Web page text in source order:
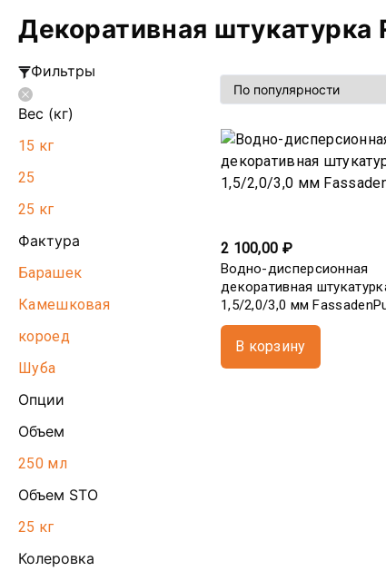
Декоративная
Фильтры
Вес (кг)
15 кг
25
25 кг
Фактура
Барашек
Камешковая
короед
Шуба
Опции
Объем
250 мл
Объем STO
25 кг
Колеровка
2 100,00 ₽
Водно-дисперсионная
декоративная
1,5/2,0/3,0 мм
В корзину